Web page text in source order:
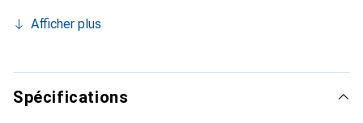
accessoire chic et indispensable pour votre smartphone.
qualité, la marque Noreve est un choix fiable pour une
clientèle exigeante.
Afficher plus
Spécifications